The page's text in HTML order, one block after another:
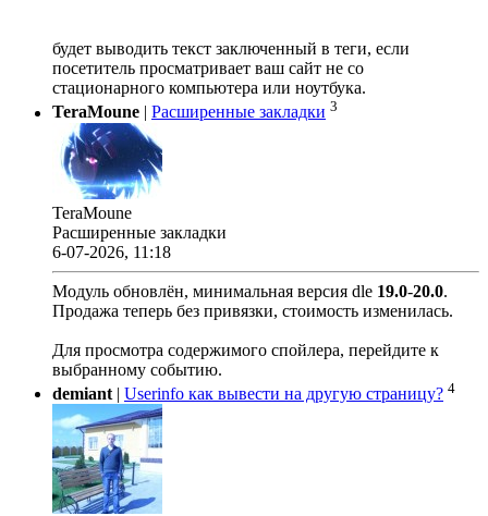
будет выводить текст заключенный в теги, если
посетитель просматривает ваш сайт не со
стационарного компьютера или ноутбука.
TeraMoune
Расширенные закладки 3
TeraMoune
Расширенные закладки
6-07-2026, 11:18
Модуль обновлён, минимальная версия dle 19.0-20.0.
Продажа теперь без привязки, стоимость изменилась.
Для просмотра содержимого спойлера, перейдите к
выбранному событию.
demiant | Userinfo как вывести на другую страницу? 4